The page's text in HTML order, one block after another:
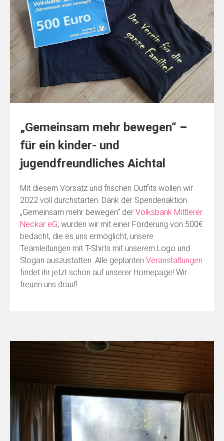
„Gemeinsam mehr bewegen“ –
für ein kinder- und
jugendfreundliches Aichtal
Mit diesem Vorsatz und frischen Outfits wollen wir
2022 voll durchstarten. Dank der Spendenaktion
„Gemeinsam mehr bewegen“ der Volksbank Mittlerer
Neckar eG, wurden wir mit einer Förderung von 500€
bedacht, die es uns ermöglicht, unsere
Teamleitungen mit T-Shirts mit unserem Logo und
Slogan auszustatten. Alle geplanten Veranstaltungen
findet ihr jetzt schon auf unserer Homepage! Wir
freuen uns drauf!